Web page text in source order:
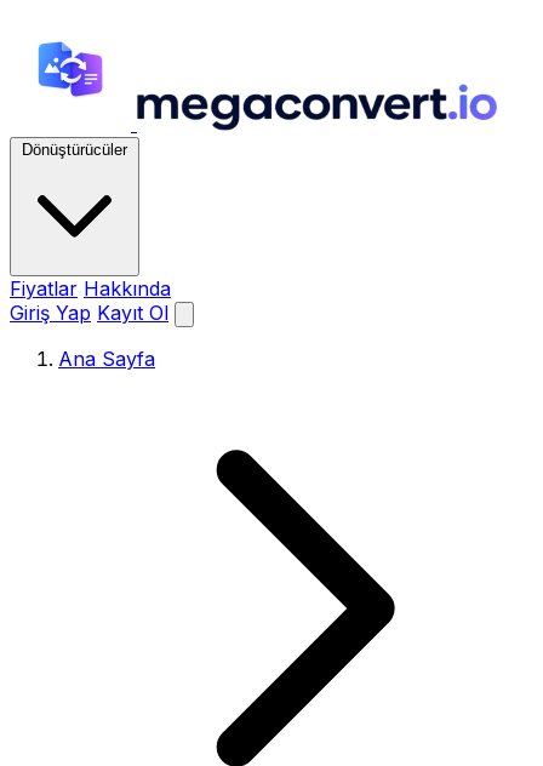
Dönüştürücüler
Fiyatlar Hakkında
Giriş Yap Kayıt Ol
Ana Sayfa